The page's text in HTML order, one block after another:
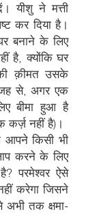
यीशु ने मत्ती
कर दिया है।
बनाने के लिए
है, क्योंकि घर
क़ीमत उसके
से, अगर एक
बीमा हुआ है
कर्ज़ नहीं है)।
आपने किसी भी
करने के लिए
परमेश्वर ऐसे
करेगा जिसने
अभी तक क्षमा-